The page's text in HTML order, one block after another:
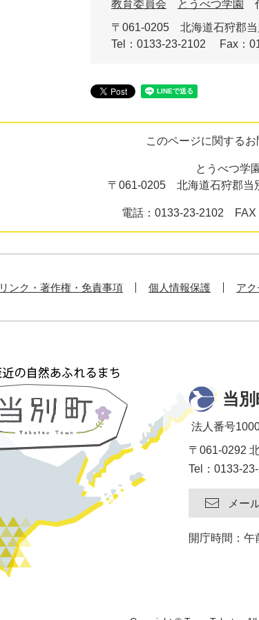
教育委員会
とうべつ学園
〒061-0205
北海道石狩郡
Tel：0133-23-2102
Fax：
このページに関する
とうべつ学園
〒061-0205 北海道石狩郡当
電話：0133-23-2102 FAX
リンク・著作権・免責事項 個人情報保護 ア
当
法人番号
〒061-0292
Tel：0133-
メー
開庁時間：午